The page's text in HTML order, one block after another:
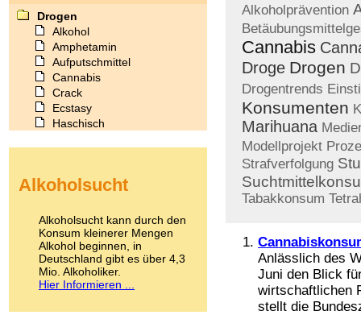
Alkoholprävention
Cannabis
Droge Drogen
Drogentrends
Konsumenten
Marihuana
Modellprojekt
Strafverfolgung
Tabakkonsum
Anlässlich des
Juni den Blick
wirtschaftlichen
stellt die
Drogen
Alkohol
Amphetamin
Aufputschmittel
Cannabis
Crack
Ecstasy
Haschisch
Kokain
LSD
Marihuana
Medikamente
Meskalin
Metamphetamin
Methadon
Alkoholsucht
Alkoholsucht kann durch den
Konsum kleinerer Mengen
Alkohol beginnen, in
Deutschland gibt es über 4,3
Mio. Alkoholiker.
Hier Informieren ...